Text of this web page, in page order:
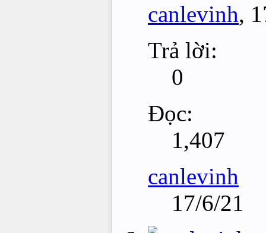
canlevinh,
Trả lời:
0
Đọc:
1,407
canlevinh
17/6/21